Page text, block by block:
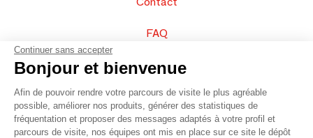
FAQ
Vendez vos produits
Plan du site
Continuer sans accepter
Bonjour et bienvenue
Afin de pouvoir rendre votre parcours de visite le plus agréable
possible, améliorer nos produits, générer des statistiques de
fréquentation et proposer des messages adaptés à votre profil et
parcours de visite, nos équipes ont mis en place sur ce site le dépôt